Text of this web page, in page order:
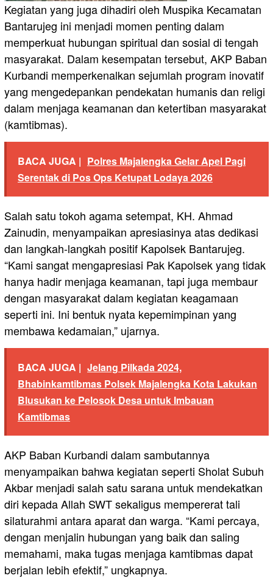
Kegiatan yang juga dihadiri oleh Muspika Kecamatan
Bantarujeg ini menjadi momen penting dalam
memperkuat hubungan spiritual dan sosial di tengah
masyarakat. Dalam kesempatan tersebut, AKP Baban
Kurbandi memperkenalkan sejumlah program inovatif
yang mengedepankan pendekatan humanis dan religi
dalam menjaga keamanan dan ketertiban masyarakat
(kamtibmas).
BACA JUGA | Polres Majalengka Gelar Apel Pagi
Serentak di Pos Ops Ketupat Lodaya 2026
Salah satu tokoh agama setempat, KH. Ahmad
Zainudin, menyampaikan apresiasinya atas dedikasi
dan langkah-langkah positif Kapolsek Bantarujeg.
“Kami sangat mengapresiasi Pak Kapolsek yang tidak
hanya hadir menjaga keamanan, tapi juga membaur
dengan masyarakat dalam kegiatan keagamaan
seperti ini. Ini bentuk nyata kepemimpinan yang
membawa kedamaian,” ujarnya.
BACA JUGA | Jelang Pilkada 2024,
Bhabinkamtibmas Polsek Majalengka Kota Lakukan
Blusukan ke Pelosok Desa untuk Imbauan
Kamtibmas
AKP Baban Kurbandi dalam sambutannya
menyampaikan bahwa kegiatan seperti Sholat Subuh
Akbar menjadi salah satu sarana untuk mendekatkan
diri kepada Allah SWT sekaligus mempererat tali
silaturahmi antara aparat dan warga. “Kami percaya,
dengan menjalin hubungan yang baik dan saling
memahami, maka tugas menjaga kamtibmas dapat
berjalan lebih efektif,” ungkapnya.